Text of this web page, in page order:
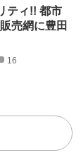
ティ!! 都市
売網に豊田
16